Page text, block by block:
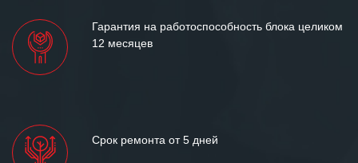
Гарантия на работоспособность блока целиком
12 месяцев
Срок ремонта от 5 дней